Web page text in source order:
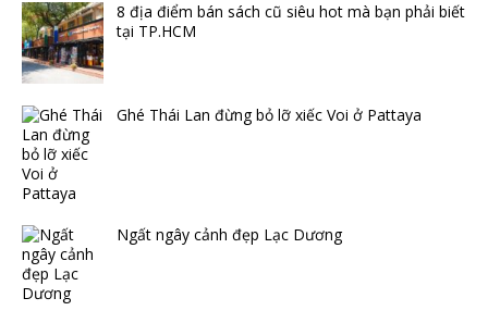
8 địa điểm bán sách cũ siêu hot mà bạn phải biết
tại TP.HCM
Ghé Thái Lan đừng bỏ lỡ xiếc Voi ở Pattaya
Ngất ngây cảnh đẹp Lạc Dương